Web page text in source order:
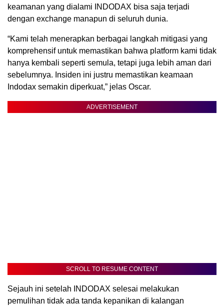
keamanan yang dialami INDODAX bisa saja terjadi
dengan exchange manapun di seluruh dunia.
“Kami telah menerapkan berbagai langkah mitigasi yang
komprehensif untuk memastikan bahwa platform kami tidak
hanya kembali seperti semula, tetapi juga lebih aman dari
sebelumnya. Insiden ini justru memastikan keamaan
Indodax semakin diperkuat,” jelas Oscar.
ADVERTISEMENT
SCROLL TO RESUME CONTENT
Sejauh ini setelah INDODAX selesai melakukan
pemulihan tidak ada tanda kepanikan di kalangan